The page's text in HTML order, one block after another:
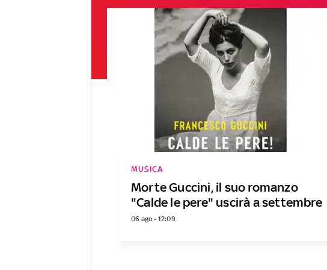
Morte Guccini, il suo romanzo
"Calde le pere" uscirà a settembre
MUSICA
06 ago - 12:09